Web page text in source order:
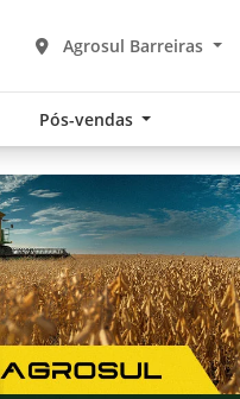
Agrosul Barreiras
Pós-vendas